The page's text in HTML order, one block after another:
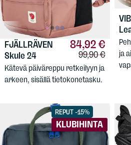
84,92 €
Vertailuhinta:
99,90 €
FJÄLLRÄVEN
Skule 24
Kätevä päiväreppu retkeilyyn ja
arkeen, sisällä tietokonetasku.
ja
REPUT -15%
KLUBIHINTA